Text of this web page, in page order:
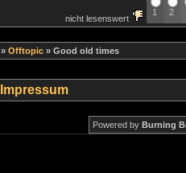
nicht lesenswert
1 2
» Offtopic » Good old times
Impressum
Powered by Burning